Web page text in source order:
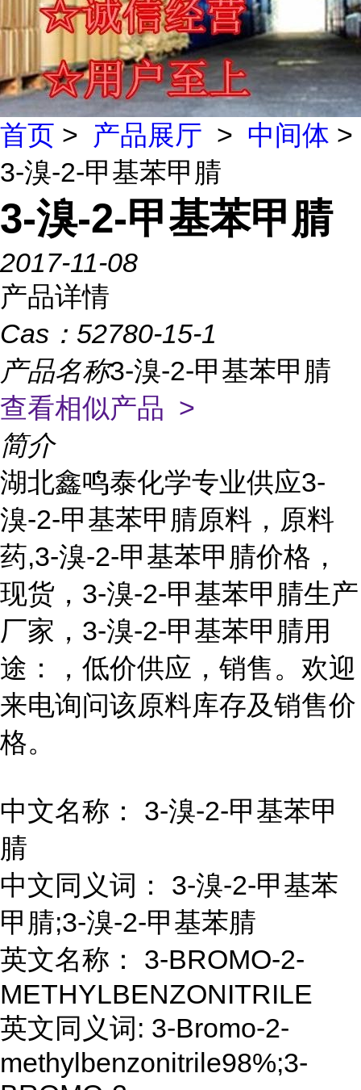
首页 > 产品展厅 > 中间体 >
3-溴-2-甲基苯甲腈
3-溴-2-甲基苯甲腈
2017-11-08
产品详情
Cas： 52780-15-1
产品名称3-溴-2-甲基苯甲腈
查看相似产品 >
简介
湖北鑫鸣泰化学专业供应3-
溴-2-甲基苯甲腈原料，原料
药,3-溴-2-甲基苯甲腈价格，
现货，3-溴-2-甲基苯甲腈生产
厂家，3-溴-2-甲基苯甲腈用
途：，低价供应，销售。欢迎
来电询问该原料库存及销售价
格。
中文名称： 3-溴-2-甲基苯甲
腈
中文同义词： 3-溴-2-甲基苯
甲腈;3-溴-2-甲基苯腈
英文名称： 3-BROMO-2-
METHYLBENZONITRILE
英文同义词: 3-Bromo-2-
methylbenzonitrile98%;3-